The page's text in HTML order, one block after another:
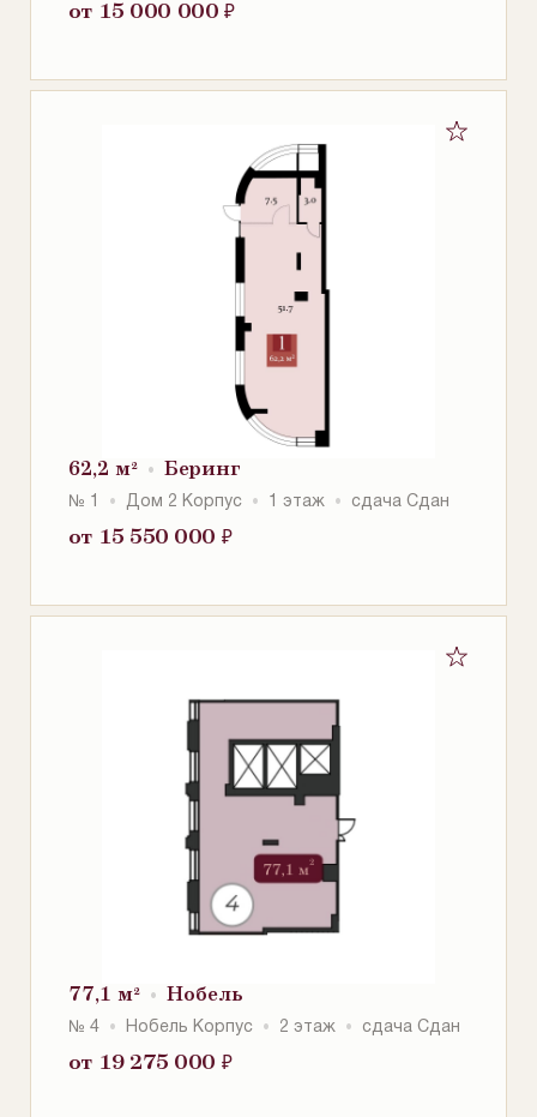
от 15 000 000 ₽
62,2 м² Беринг
№ 1 Дом 2 Корпус 1 этаж сдача Сдан
от 15 550 000 ₽
77,1 м² Нобель
№ 4 Нобель Корпус 2 этаж сдача Сдан
от 19 275 000 ₽